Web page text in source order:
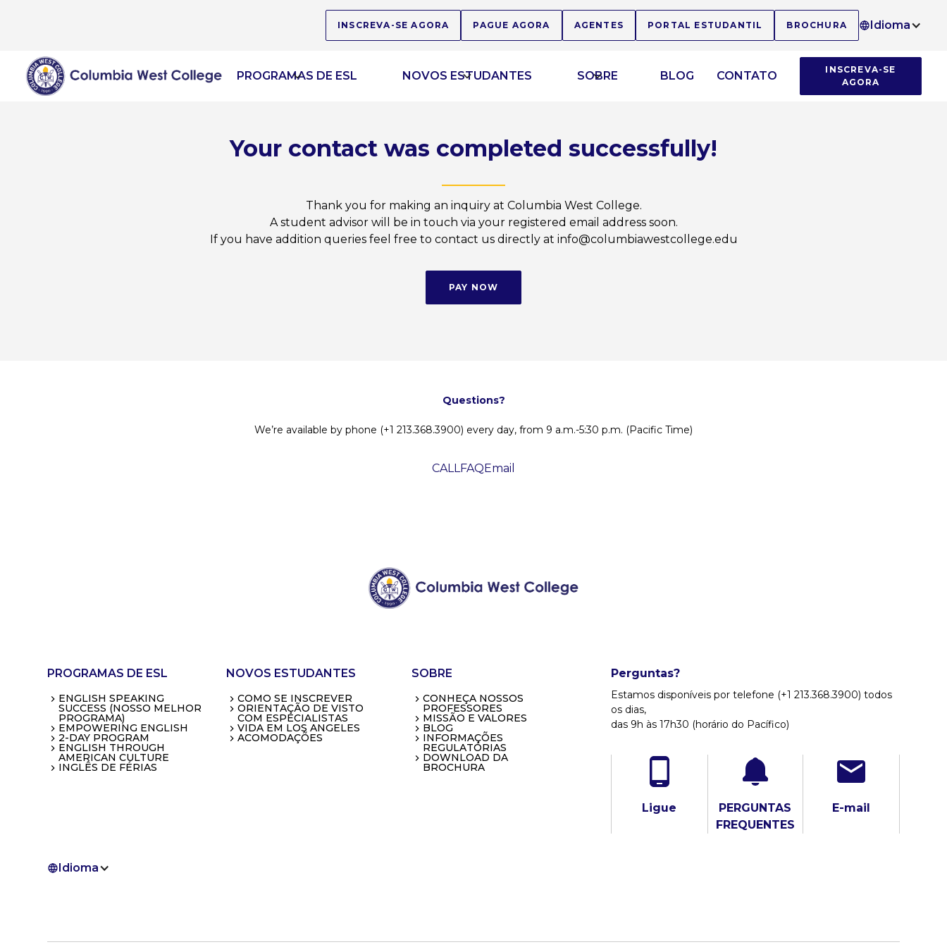
INSCREVA-SE AGORA PAGUE AGORA AGENTES PORTAL ESTUDANTIL BROCHURA Idioma
PROGRAMAS DE ESL NOVOS ESTUDANTES SOBRE BLOG CONTATO
INSCREVA-SE
AGORA
Your contact was completed successfully!
Thank you for making an inquiry at Columbia West College.
A student advisor will be in touch via your registered email address soon.
If you have addition queries feel free to contact us directly at info@columbiawestcollege.edu
PAY NOW
Questions?
We’re available by phone (+1 213.368.3900) every day, from 9 a.m.-5:30 p.m. (Pacific Time)
CALLFAQEmail
PROGRAMAS DE ESL
ENGLISH SPEAKING
SUCCESS (NOSSO MELHOR
PROGRAMA)
EMPOWERING ENGLISH
2-DAY PROGRAM
ENGLISH THROUGH
AMERICAN CULTURE
INGLÊS DE FÉRIAS
NOVOS ESTUDANTES
COMO SE INSCREVER
ORIENTAÇÃO DE VISTO
COM ESPECIALISTAS
VIDA EM LOS ANGELES
ACOMODAÇÕES
SOBRE
CONHEÇA NOSSOS
PROFESSORES
MISSÃO E VALORES
BLOG
INFORMAÇÕES
REGULATÓRIAS
DOWNLOAD DA
BROCHURA
Perguntas?
Estamos disponíveis por telefone (+1 213.368.3900) todos
os dias,
das 9h às 17h30 (horário do Pacífico)
Ligue
PERGUNTAS
FREQUENTES
E-mail
Idioma